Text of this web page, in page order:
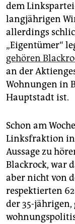
dem
langjährigen
allerdings
„Eigentümer“
gehören
an der
Wohnungen in
Hauptstadt ist.
Schon am
Linksfraktion in
Aussage zu
Blackrock, war
aber nicht von
respektierten
der 35-